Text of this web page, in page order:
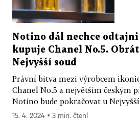
Notino dál nechce
kupuje Chanel No.5.
Nejvyšší soud
Právní bitva mezi výrobcem
Chanel No.5 a největším českým
Notino bude pokračovat u
15. 4. 2024 ▪ 3 min. čtení